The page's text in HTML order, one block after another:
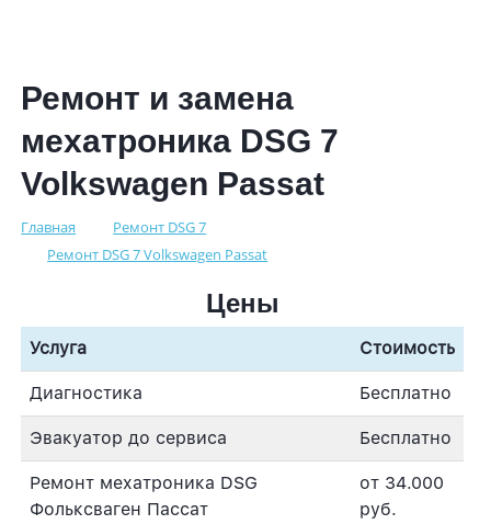
Ремонт и замена
мехатроника DSG 7
Volkswagen Passat
Главная
Ремонт DSG 7
Ремонт DSG 7 Volkswagen Passat
Цены
Услуга Стоимость
Диагностика Бесплатно
Эвакуатор до сервиса Бесплатно
Ремонт мехатроника DSG
Фольксваген Пассат
от 34.000
руб.